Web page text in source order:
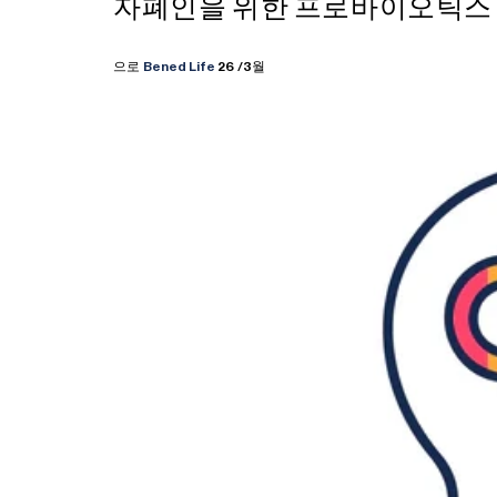
자폐인을 위한 프로바이오틱
으로 Bened Life 26 /3월